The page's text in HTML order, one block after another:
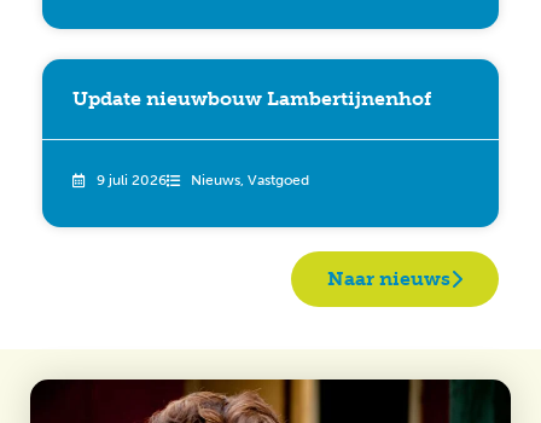
Update nieuwbouw Lambertijnenhof
9 juli 2026 Nieuws, Vastgoed
Naar nieuws